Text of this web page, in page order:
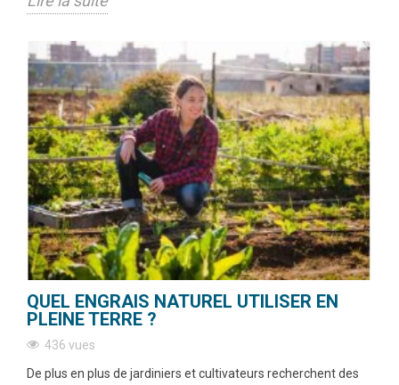
QUEL ENGRAIS NATUREL UTILISER EN
PLEINE TERRE ?
436 vues
De plus en plus de jardiniers et cultivateurs recherchent des